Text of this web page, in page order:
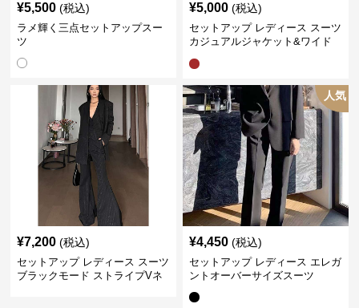
¥5,500 (税込)
ラメ輝く三点セットアップスー
ツ
¥5,000 (税込)
セットアップ レディース スーツ
カジュアルジャケット&ワイド
¥7,200 (税込)
セットアップ レディース スーツ
ブラックモード ストライプVネ
人気
¥4,450 (税込)
セットアップ レディース エレガ
ントオーバーサイズスーツ